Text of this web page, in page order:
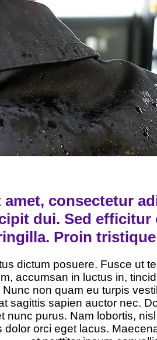
consectetur
dui. Sed
Proin
dictum posuere. Fusce ut
accumsan in luctus in,
non quam eu turpis
sagittis sapien auctor nec.
nunc purus. Nam lobortis,
dolor orci eget lacus.